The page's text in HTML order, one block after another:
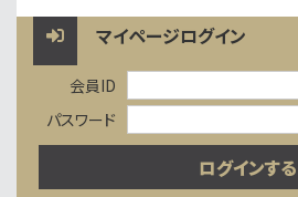
マイページログイン
会員ID
パスワード